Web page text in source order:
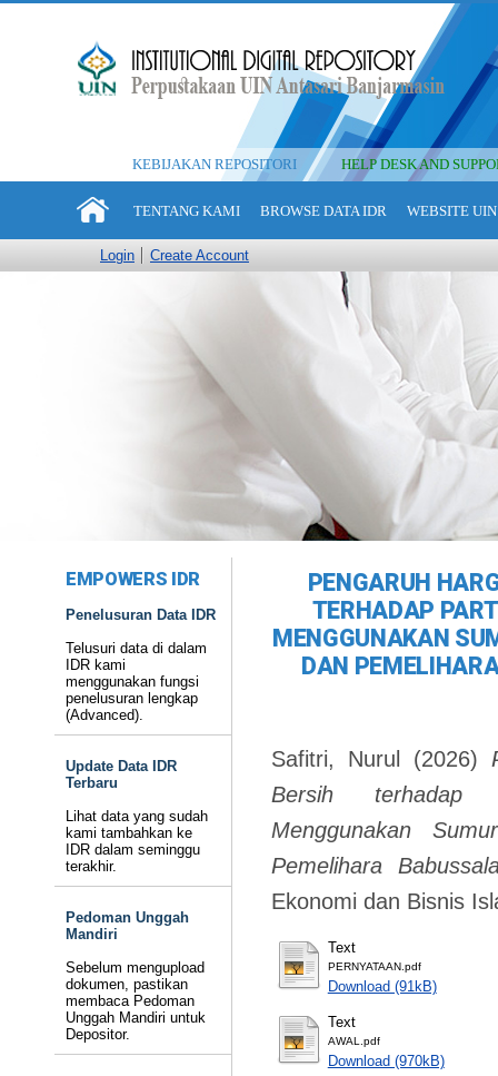
KEBIJAKAN REPOSITORI HELP DESK AND
TENTANG KAMI BROWSE DATA IDR WEBSITE
Login Create Account
EMPOWERS IDR
Penelusuran Data IDR
Telusuri data di dalam
IDR kami
menggunakan fungsi
penelusuran lengkap
(Advanced).
Update Data IDR
Terbaru
Lihat data yang sudah
kami tambahkan ke
IDR dalam seminggu
terakhir.
Pedoman Unggah
Mandiri
Sebelum mengupload
dokumen, pastikan
membaca Pedoman
Unggah Mandiri untuk
Depositor.
PENGARUH
TERHADAP
MENGGUNAKAN
DAN
Safitri, Nurul (2026)
Bersih terhadap
Menggunakan
Pemelihara
Ekonomi dan Bisnis
Text
PERNYATAAN.pdf
Download (91kB)
Text
AWAL.pdf
Download (970kB)